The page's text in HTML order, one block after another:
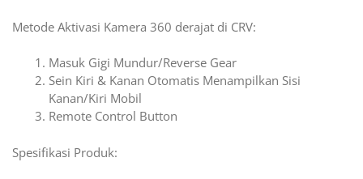
Metode Aktivasi Kamera 360 derajat di CRV:
Masuk Gigi Mundur/Reverse Gear
Sein Kiri & Kanan Otomatis Menampilkan Sisi
Kanan/Kiri Mobil
Remote Control Button
Spesifikasi Produk: